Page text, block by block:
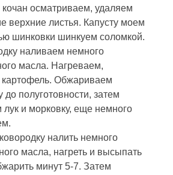
кочан осматриваем, удаляем
верхние листья. Капусту моем
шинковки шинкуем соломкой.
наливаем немного
масла. Нагреваем,
Обжариваем
до полуготовности, затем
лук и морковку, еще немного
налить немного
масла, нагреть и высыпать
минут 5-7. Затем